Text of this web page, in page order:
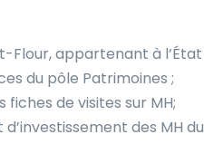
Flour, appartenant à l’État
du pôle Patrimoines ;
de visites sur MH;
des MH du